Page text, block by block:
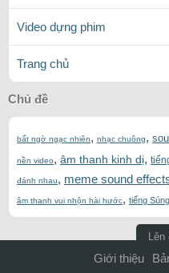
Video dựng phim
Trang chủ
Chủ đề
bất ngờ ngạc nhiên, nhạc chuông,
nền video, âm thanh kinh dị,
đánh nhau, meme sound
âm thanh vui nhộn hài hước, tiếng Súng
Lên
Giới thiệu